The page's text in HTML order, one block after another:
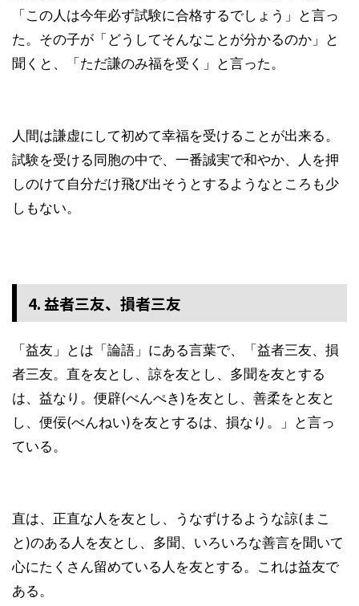
「この人は今年必ず試験に合格するでしょう」と言っ
た。その子が「どうしてそんなことが分かるのか」と
聞くと、「ただ謙のみ福を受く」と言った。
人間は謙虚にして初めて幸福を受けることが出来る。
試験を受ける同胞の中で、一番誠実で和やか、人を押
しのけて自分だけ飛び出そうとするようなところも少
しもない。
4. 益者三友、損者三友
「益友」とは「論語」にある言葉で、「益者三友、損
者三友。直を友とし、諒を友とし、多聞を友とする
は、益なり。便辟(べんぺき)を友とし、善柔をと友と
し、便佞(べんねい)を友とするは、損なり。」と言っ
ている。
直は、正直な人を友とし、うなずけるような諒(まこ
と)のある人を友とし、多聞、いろいろな善言を聞いて
心にたくさん留めている人を友とする。これは益友で
ある。